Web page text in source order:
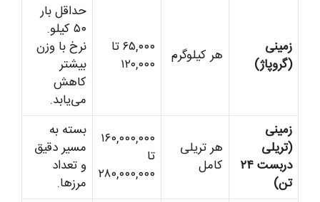
زمینی
(گروپاژ)
هر کیلوگرم
۶۵,۰۰۰ تا
۱۲۰,۰۰۰
حداقل بار
۵۰ کیلو.
نرخ با وزن
بیشتر
کاهش
می‌یابد.
زمینی
(تریلی
دربست ۲۴
تن)
هر تریلی
کامل
۱۶۰,۰۰۰,۰۰۰
تا
۲۸۰,۰۰۰,۰۰۰
بسته به
مسیر دقیق
و تعداد
مرزها.